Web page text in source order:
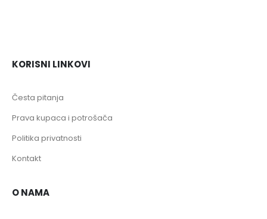
KORISNI LINKOVI
Česta pitanja
Prava kupaca i potrošača
Politika privatnosti
Kontakt
O NAMA